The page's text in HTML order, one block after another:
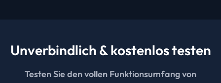
Unverbindlich & kostenlos testen
Testen Sie den vollen Funktionsumfang von